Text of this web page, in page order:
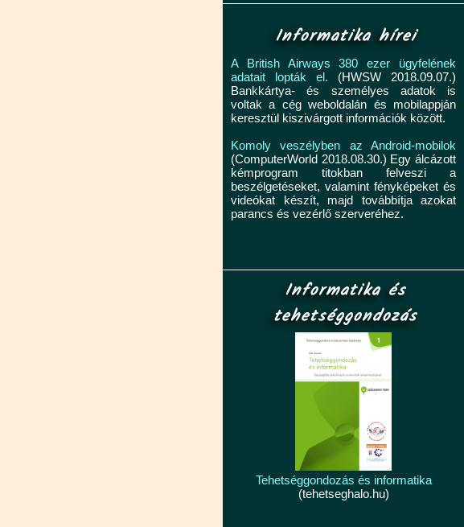
Informatika hírei
A British Airways 380 ezer ügyfelének
adatait lopták el. (HWSW 2018.09.07.)
Bankkártya- és személyes adatok is
voltak a cég weboldalán és mobilappján
keresztül kiszivárgott információk között.
Komoly veszélyben az Android-mobilok
(ComputerWorld 2018.08.30.) Egy álcázott
kémprogram titokban felveszi a
beszélgetéseket, valamint fényképeket és
videókat készít, majd továbbítja azokat
parancs és vezérlő szerveréhez.
Informatika és
tehetséggondozás
Tehetséggondozás és informatika
(tehetseghalo.hu)